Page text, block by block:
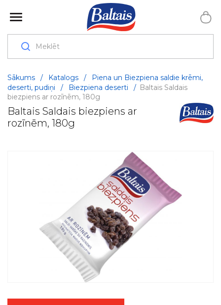
Sākums / Katalogs /
Piena un Biezpiena saldie krēmi,
deserti, pudiņi
/ Biezpiena deserti / Baltais Saldais
biezpiens ar rozīnēm, 180g
Baltais Saldais biezpiens ar
rozīnēm, 180g